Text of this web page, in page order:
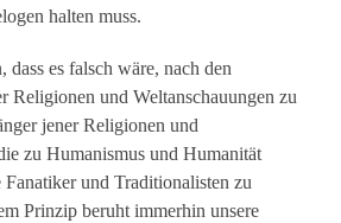
halten muss.
dass es falsch wäre, nach den
Religionen und Weltanschauungen zu
jener Religionen und
zu Humanismus und Humanität
und Traditionalisten zu
Prinzip beruht immerhin unsere